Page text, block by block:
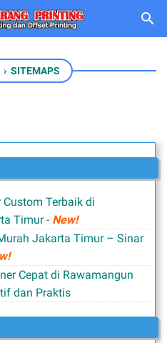
› SITEMAPS
Custom Terbaik di
Timur- New!
Jakarta Timur – Sinar
Cepat di Rawamangun
dan Praktis